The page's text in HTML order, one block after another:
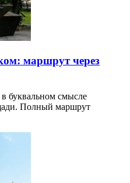
маршрут через
буквальном смысле
Полный маршрут